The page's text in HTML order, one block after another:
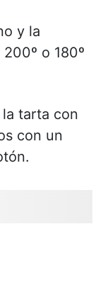
y la
o 180º
tarta con
con un